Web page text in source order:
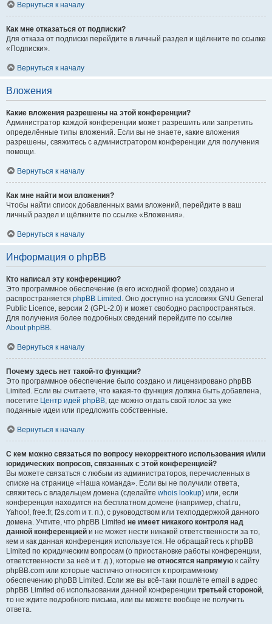
Вернуться к началу
Как мне отказаться от подписки?
Для отказа от подписки перейдите в личный раздел и щёлкните по ссылке
«Подписки».
Вернуться к началу
Вложения
Какие вложения разрешены на этой конференции?
Администратор каждой конференции может разрешить или запретить
определённые типы вложений. Если вы не знаете, какие вложения
разрешены, свяжитесь с администратором конференции для получения
помощи.
Вернуться к началу
Как мне найти мои вложения?
Чтобы найти список добавленных вами вложений, перейдите в ваш
личный раздел и щёлкните по ссылке «Вложения».
Вернуться к началу
Информация о phpBB
Кто написал эту конференцию?
Это программное обеспечение (в его исходной форме) создано и
распространяется phpBB Limited . Оно доступно на условиях GNU General
Public Licence, версии 2 (GPL-2.0) и может свободно распространяться.
Для получения более подробных сведений перейдите по ссылке
About phpBB.
Вернуться к началу
Почему здесь нет такой-то функции?
Это программное обеспечение было создано и лицензировано phpBB
Limited. Если вы считаете, что какая-то функция должна быть добавлена,
посетите Центр идей phpBB, где можно отдать свой голос за уже
поданные идеи или предложить собственные.
Вернуться к началу
С кем можно связаться по вопросу некорректного использования и/или
юридических вопросов, связанных с этой конференцией?
Вы можете связаться с любым из администраторов, перечисленных в
списке на странице «Наша команда». Если вы не получили ответа,
свяжитесь с владельцем домена (сделайте whois lookup) или, если
конференция находится на бесплатном домене (например, chat.ru,
Yahoo!, free.fr, f2s.com и т. п.), с руководством или техподдержкой данного
домена. Учтите, что phpBB Limited не имеет никакого контроля над
данной конференцией и не может нести никакой ответственности за то,
кем и как данная конференция используется. Не обращайтесь к phpBB
Limited по юридическим вопросам (о приостановке работы конференции,
ответственности за неё и т. д.), которые не относятся напрямую к сайту
phpBB.com или которые частично относятся к программному
обеспечению phpBB Limited. Если же вы всё-таки пошлёте email в адрес
phpBB Limited об использовании данной конференции третьей стороной,
то не ждите подробного письма, или вы можете вообще не получить
ответа.